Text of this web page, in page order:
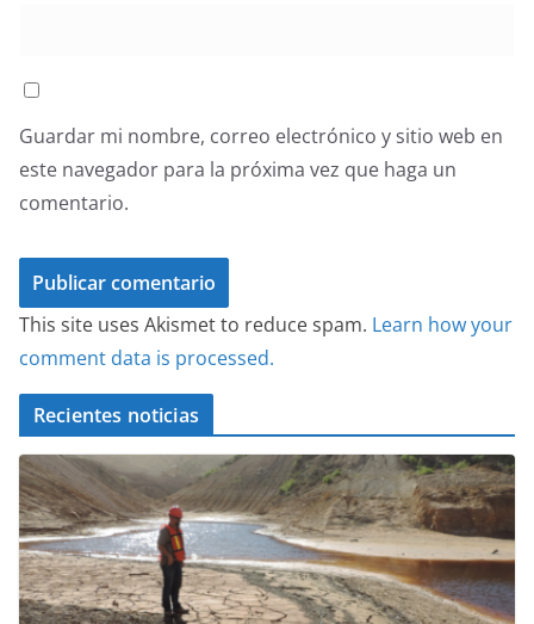
Guardar mi nombre, correo electrónico y sitio web en
este navegador para la próxima vez que haga un
comentario.
This site uses Akismet to reduce spam. Learn how your
comment data is processed.
Recientes noticias